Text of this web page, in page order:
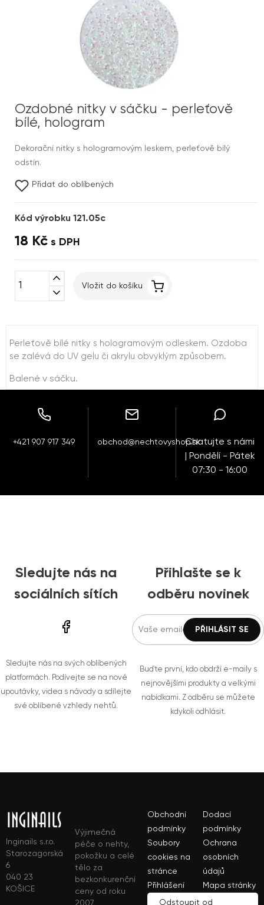
Ozdobné nitky v sáčku - perleťově
bílé, hologram
Dekorační nitky s hologramovým leskem, perleťově bílý
odstín.
Přidat do oblíbených
Kód výrobku 121.05c
18 Kč s DPH
expand_less
expand_more
Vložit do košíku
Perleťově bílé nitky s hologramovým odleskem. Ozdoba
se zalévá do UV gelu či akrylu obvyklým způsobem.
Balené v sáčku.
+421 907 917 349 obchod@nechtovyshop.skChatujte s námi
| Pondělí - Pátek
07:30 - 16:00
Sledujte nás na
sociálních sítích
Sledujte nás na svých oblíbených
platformách. Podívejte se na nové
upoutávky, videa s návody a sdílejte
své oblíbené vzhledy nehtů.
Přihlašte se k
odběru novinek
Buďte první, kdo obdrží e-maily s
nejnovějšími produkty a velkými
nabídkami. Z odběru se můžete
kdykoli odhlásit.
Inginails s.r.o.
Starozagorská
6
040 23
KOŠICE
Výjimečná
péče o nehty,
pokožku a celé
tělo za
bezkonkurenční
ceny od roku
2007
Obchodní
podmínky
Dodací
podmínky
Soubory
cookies na
stránce
Ochrana
osobních
údajů
Přihlášení
Mapa stránky
Odstoupit od